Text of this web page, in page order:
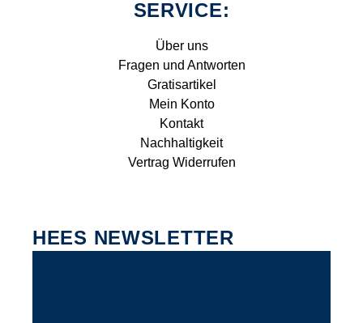
SERVICE:
Über uns
Fragen und Antworten
Gratisartikel
Mein Konto
Kontakt
Nachhaltigkeit
Vertrag Widerrufen
HEES NEWSLETTER